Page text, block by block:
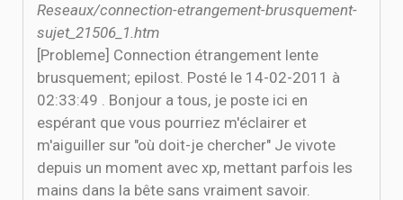
Reseaux/connection-etrangement-brusquement-
sujet_21506_1.htm
[Probleme] Connection étrangement lente
brusquement; epilost. Posté le 14-02-2011 à
02:33:49 . Bonjour a tous, je poste ici en
espérant que vous pourriez m'éclairer et
m'aiguiller sur "où doit-je chercher" Je vivote
depuis un moment avec xp, mettant parfois les
mains dans la bête sans vraiment savoir.